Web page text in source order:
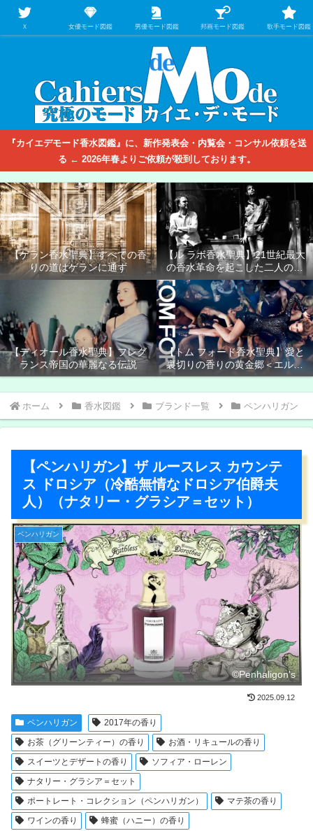
【映画/音楽の中のファッション＆香水】を徹底的に分析するファッション＆ア
パレル業界人のための学習サイト
『カイエデモード香水図鑑』に、新作発表会・内覧会・コンサル依頼を送
る ← 2026年春よりご依頼が殺到しております。
【ゲラン香水聖典】すべての香
りの道はゲランに通ず
【ル ラボ香水聖典】21世紀最大
の香水革命を起こした二人の男
たち
【ディオール香水聖典】フレグ
ランス帝国の華麗なる伝説
【トム フォード香水聖典】愛と
裏切りの香りの黄金郷＜エルド
ラド＞
ホーム 香水図鑑 ブランド一覧 ペンハリガン
【ペンハリガン】ザ ルースレス カウンテ
ス ドロシア（冷酷無情なドロシア伯爵夫
人）（ナタリー・グラシア＝セット）
ペンハリガン
©Penhaligon's
2025.09.12
ペンハリガン
2017年の香り
お茶（グリーンティー）の香り
お酒・リキュールの香り
スイーツとデザートの香り
ソフィア・ローレン
ナタリー・グラシア＝セット
ポートレート・コレクション（ペンハリガン）
マテ茶の香り
ワインの香り
蜂蜜（ハニー）の香り
Ｘ 女優モード図鑑 男優モード図鑑 邦画モード図鑑 歌手モード図鑑